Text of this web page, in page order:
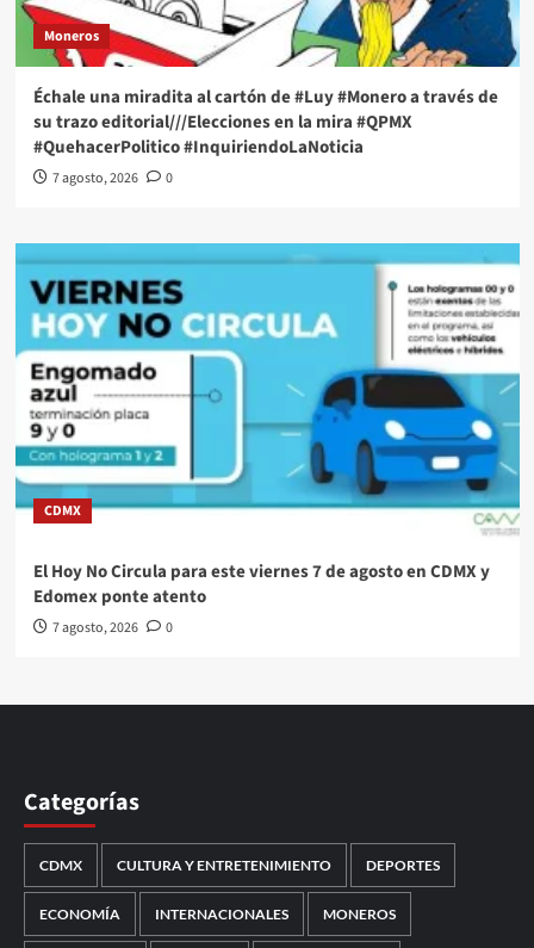
Moneros
Échale una miradita al cartón de #Luy #Monero a través de
su trazo editorial///Elecciones en la mira #QPMX
#QuehacerPolitico #InquiriendoLaNoticia
7 agosto, 2026 0
CDMX
El Hoy No Circula para este viernes 7 de agosto en CDMX y
Edomex ponte atento
7 agosto, 2026 0
Categorías
CDMX CULTURA Y ENTRETENIMIENTO DEPORTES
ECONOMÍA INTERNACIONALES MONEROS